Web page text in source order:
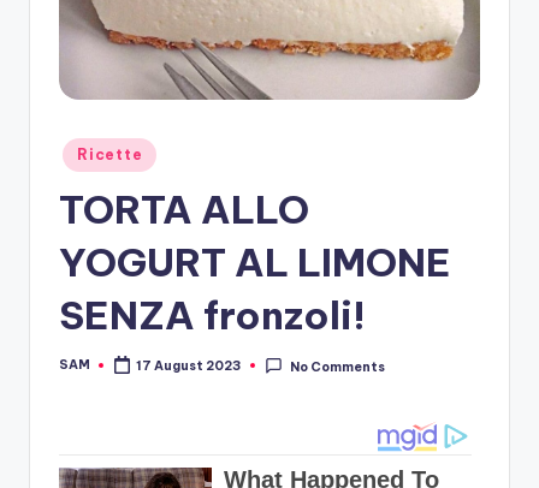
Posted
in
Ricette
TORTA ALLO
YOGURT AL LIMONE
SENZA fronzoli!
Posted
SAM 17 August 2023 No Comments